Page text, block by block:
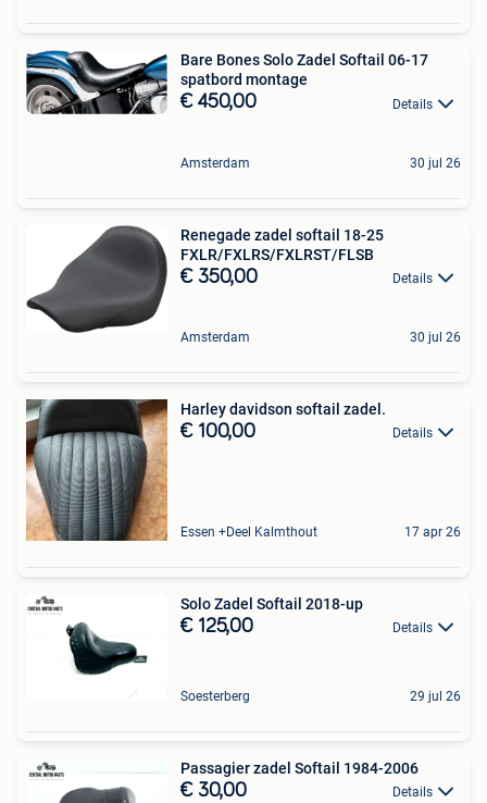
Bare Bones Solo Zadel Softail 06-17
spatbord montage
€ 450,00 Details
Amsterdam 30 jul 26
Renegade zadel softail 18-25
FXLR/FXLRS/FXLRST/FLSB
€ 350,00 Details
Amsterdam 30 jul 26
Harley davidson softail zadel.
€ 100,00 Details
Essen +Deel Kalmthout 17 apr 26
Solo Zadel Softail 2018-up
€ 125,00 Details
Soesterberg 29 jul 26
Passagier zadel Softail 1984-2006
€ 30,00 Details